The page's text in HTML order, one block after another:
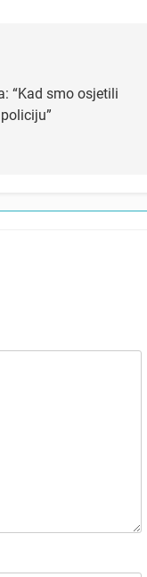
“Kad smo osjetili